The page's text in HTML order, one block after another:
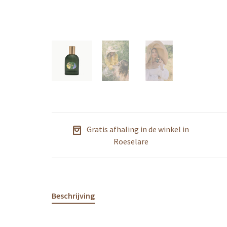
Gratis afhaling in de winkel in
Roeselare
Beschrijving